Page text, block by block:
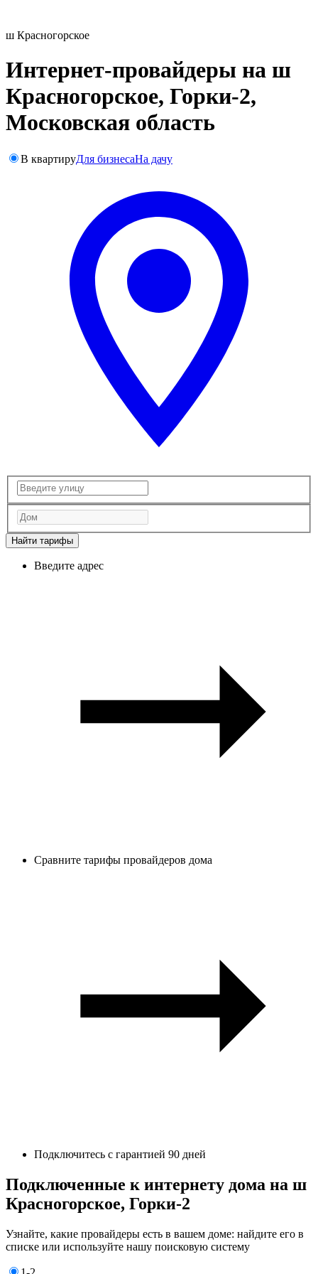
ш Красногорское
Интернет-провайдеры на ш
Красногорское, Горки-2,
Московская область
В квартируДля бизнесаНа дачу
Найти тарифы
Введите адрес
Сравните тарифы провайдеров дома
Подключитесь с гарантией 90 дней
Подключенные к интернету дома на ш
Красногорское, Горки-2
Узнайте, какие провайдеры есть в вашем доме: найдите его в
списке или используйте нашу поисковую систему